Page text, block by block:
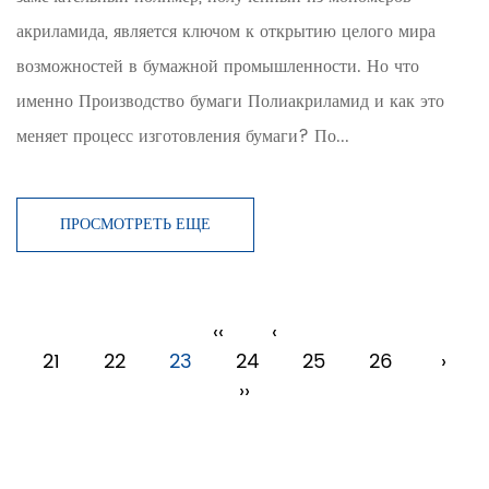
акриламида, является ключом к открытию целого мира
возможностей в бумажной промышленности. Но что
именно Производство бумаги Полиакриламид и как это
меняет процесс изготовления бумаги? По...
ПРОСМОТРЕТЬ ЕЩЕ
‹‹
‹
21
22 23 24 25 26
›
››